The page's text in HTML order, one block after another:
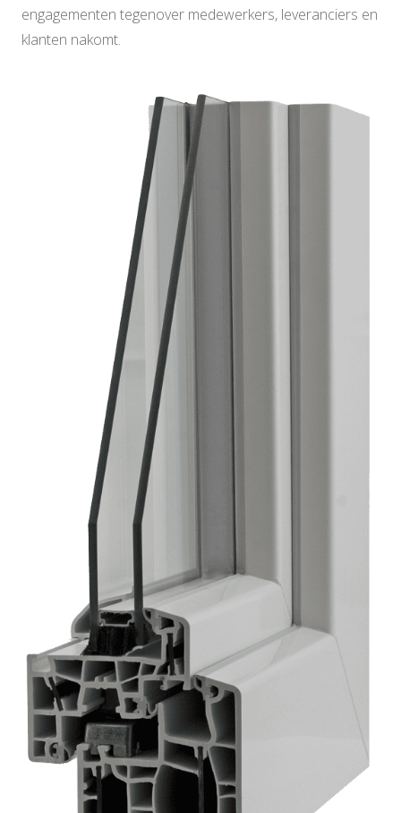
engagementen tegenover medewerkers, leveranciers en
klanten nakomt.